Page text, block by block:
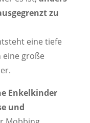
zu
eine tiefe
eine große
Enkelkinder
und